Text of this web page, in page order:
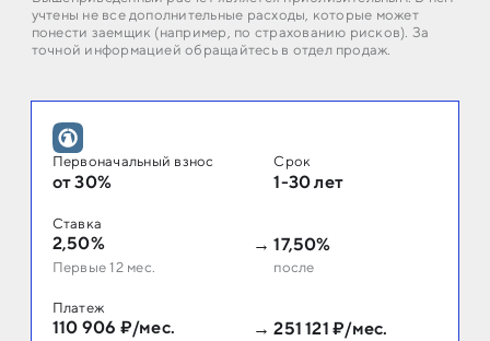
учтены не все дополнительные расходы, которые может
понести заемщик (например, по страхованию рисков). За
точной информацией обращайтесь в отдел продаж.
Первоначальный взнос
от 30%
Ставка
2,50%
Первые 12 мес.
→ 17,50%
после
Срок
1-30 лет
Платеж
110 906 ₽/мес. → 251 121 ₽/мес.